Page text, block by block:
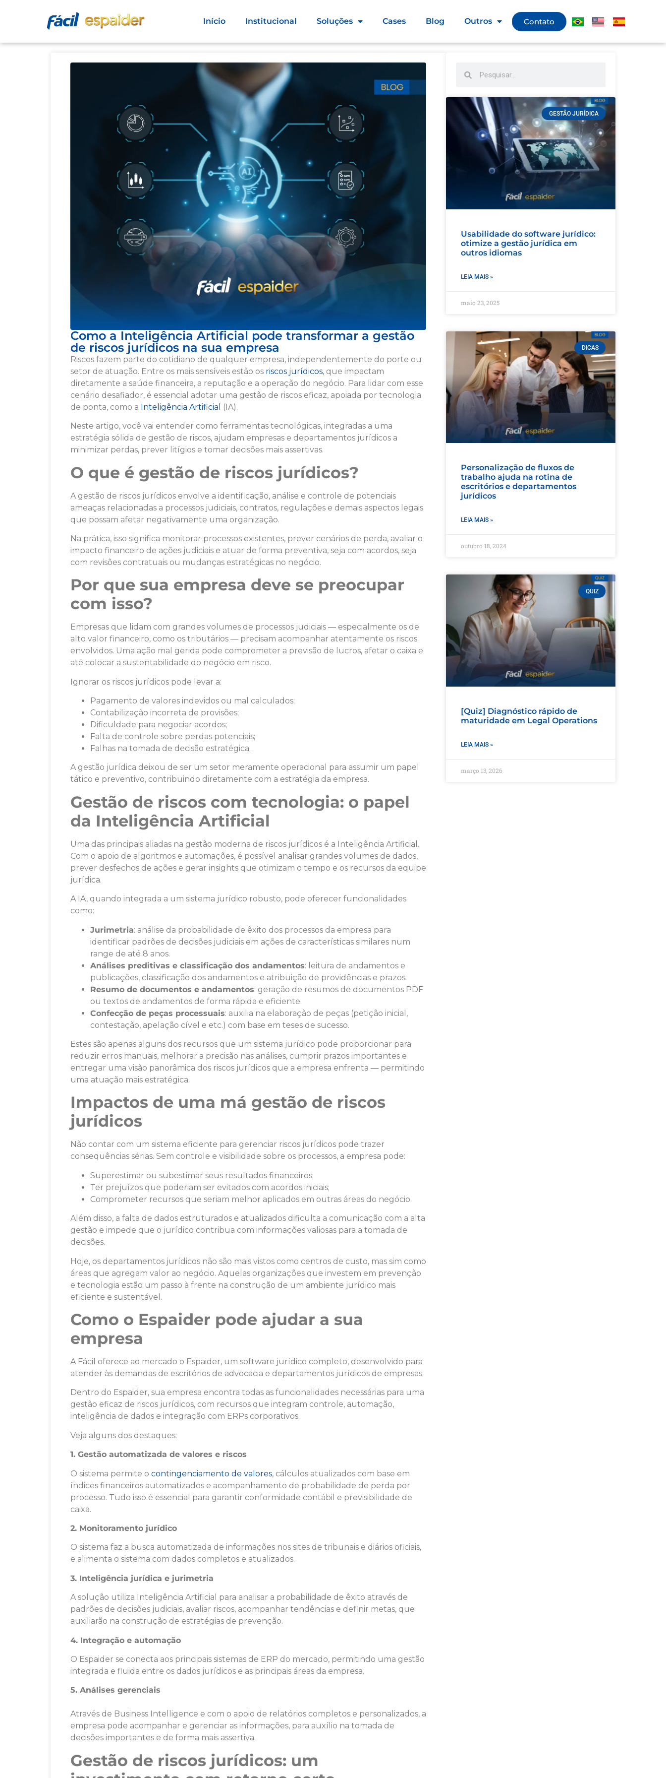
Início Institucional Soluções Cases Blog Outros Contato
Como a Inteligência Artificial pode transformar a gestão
de riscos jurídicos na sua empresa
Riscos fazem parte do cotidiano de qualquer empresa, independentemente do porte ou
setor de atuação. Entre os mais sensíveis estão os riscos jurídicos, que impactam
diretamente a saúde financeira, a reputação e a operação do negócio. Para lidar com esse
cenário desafiador, é essencial adotar uma gestão de riscos eficaz, apoiada por tecnologia
de ponta, como a Inteligência Artificial (IA).
Neste artigo, você vai entender como ferramentas tecnológicas, integradas a uma
estratégia sólida de gestão de riscos, ajudam empresas e departamentos jurídicos a
minimizar perdas, prever litígios e tomar decisões mais assertivas.
O que é gestão de riscos jurídicos?
A gestão de riscos jurídicos envolve a identificação, análise e controle de potenciais
ameaças relacionadas a processos judiciais, contratos, regulações e demais aspectos legais
que possam afetar negativamente uma organização.
Na prática, isso significa monitorar processos existentes, prever cenários de perda, avaliar o
impacto financeiro de ações judiciais e atuar de forma preventiva, seja com acordos, seja
com revisões contratuais ou mudanças estratégicas no negócio.
Por que sua empresa deve se preocupar
com isso?
Empresas que lidam com grandes volumes de processos judiciais — especialmente os de
alto valor financeiro, como os tributários — precisam acompanhar atentamente os riscos
envolvidos. Uma ação mal gerida pode comprometer a previsão de lucros, afetar o caixa e
até colocar a sustentabilidade do negócio em risco.
Ignorar os riscos jurídicos pode levar a:
Pagamento de valores indevidos ou mal calculados;
Contabilização incorreta de provisões;
Dificuldade para negociar acordos;
Falta de controle sobre perdas potenciais;
Falhas na tomada de decisão estratégica.
A gestão jurídica deixou de ser um setor meramente operacional para assumir um papel
tático e preventivo, contribuindo diretamente com a estratégia da empresa.
Gestão de riscos com tecnologia: o papel
da Inteligência Artificial
Uma das principais aliadas na gestão moderna de riscos jurídicos é a Inteligência Artificial.
Com o apoio de algoritmos e automações, é possível analisar grandes volumes de dados,
prever desfechos de ações e gerar insights que otimizam o tempo e os recursos da equipe
jurídica.
A IA, quando integrada a um sistema jurídico robusto, pode oferecer funcionalidades
como:
Jurimetria: análise da probabilidade de êxito dos processos da empresa para
identificar padrões de decisões judiciais em ações de características similares num
range de até 8 anos.
Análises preditivas e classificação dos andamentos: leitura de andamentos e
publicações, classificação dos andamentos e atribuição de providências e prazos.
Resumo de documentos e andamentos: geração de resumos de documentos PDF
ou textos de andamentos de forma rápida e eficiente.
Confecção de peças processuais: auxilia na elaboração de peças (petição inicial,
contestação, apelação cível e etc.) com base em teses de sucesso.
Estes são apenas alguns dos recursos que um sistema jurídico pode proporcionar para
reduzir erros manuais, melhorar a precisão nas análises, cumprir prazos importantes e
entregar uma visão panorâmica dos riscos jurídicos que a empresa enfrenta — permitindo
uma atuação mais estratégica.
Impactos de uma má gestão de riscos
jurídicos
Não contar com um sistema eficiente para gerenciar riscos jurídicos pode trazer
consequências sérias. Sem controle e visibilidade sobre os processos, a empresa pode:
Superestimar ou subestimar seus resultados financeiros;
Ter prejuízos que poderiam ser evitados com acordos iniciais;
Comprometer recursos que seriam melhor aplicados em outras áreas do negócio.
Além disso, a falta de dados estruturados e atualizados dificulta a comunicação com a alta
gestão e impede que o jurídico contribua com informações valiosas para a tomada de
decisões.
Hoje, os departamentos jurídicos não são mais vistos como centros de custo, mas sim como
áreas que agregam valor ao negócio. Aquelas organizações que investem em prevenção
e tecnologia estão um passo à frente na construção de um ambiente jurídico mais
eficiente e sustentável.
Como o Espaider pode ajudar a sua
empresa
A Fácil oferece ao mercado o Espaider, um software jurídico completo, desenvolvido para
atender às demandas de escritórios de advocacia e departamentos jurídicos de empresas.
Dentro do Espaider, sua empresa encontra todas as funcionalidades necessárias para uma
gestão eficaz de riscos jurídicos, com recursos que integram controle, automação,
inteligência de dados e integração com ERPs corporativos.
Veja alguns dos destaques:
1. Gestão automatizada de valores e riscos
O sistema permite o contingenciamento de valores, cálculos atualizados com base em
índices financeiros automatizados e acompanhamento de probabilidade de perda por
processo. Tudo isso é essencial para garantir conformidade contábil e previsibilidade de
caixa.
2. Monitoramento jurídico
O sistema faz a busca automatizada de informações nos sites de tribunais e diários oficiais,
e alimenta o sistema com dados completos e atualizados.
3. Inteligência jurídica e jurimetria
A solução utiliza Inteligência Artificial para analisar a probabilidade de êxito através de
padrões de decisões judiciais, avaliar riscos, acompanhar tendências e definir metas, que
auxiliarão na construção de estratégias de prevenção.
4. Integração e automação
O Espaider se conecta aos principais sistemas de ERP do mercado, permitindo uma gestão
integrada e fluida entre os dados jurídicos e as principais áreas da empresa.
5. Análises gerenciais
Através de Business Intelligence e com o apoio de relatórios completos e personalizados, a
empresa pode acompanhar e gerenciar as informações, para auxílio na tomada de
decisões importantes e de forma mais assertiva.
Gestão de riscos jurídicos: um
GESTÃO JURÍDICA
Usabilidade do software jurídico:
otimize a gestão jurídica em
outros idiomas
LEIA MAIS »
maio 23, 2025
DICAS
Personalização de fluxos de
trabalho ajuda na rotina de
escritórios e departamentos
jurídicos
LEIA MAIS »
outubro 18, 2024
QUIZ
[Quiz] Diagnóstico rápido de
maturidade em Legal Operations
LEIA MAIS »
março 13, 2026